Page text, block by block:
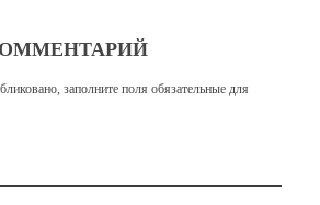
заполните поля обязательные для